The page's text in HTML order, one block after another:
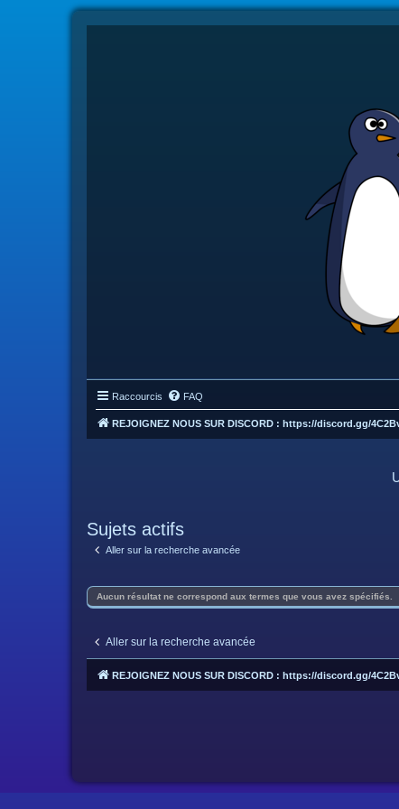
Raccourcis FAQ
REJOIGNEZ NOUS SUR DISCORD : https://discord.gg/
Sujets actifs
Aller sur la recherche avancée
Aucun résultat ne correspond aux termes que vous avez spécifiés.
Aller sur la recherche avancée
REJOIGNEZ NOUS SUR DISCORD : https://discord.gg/